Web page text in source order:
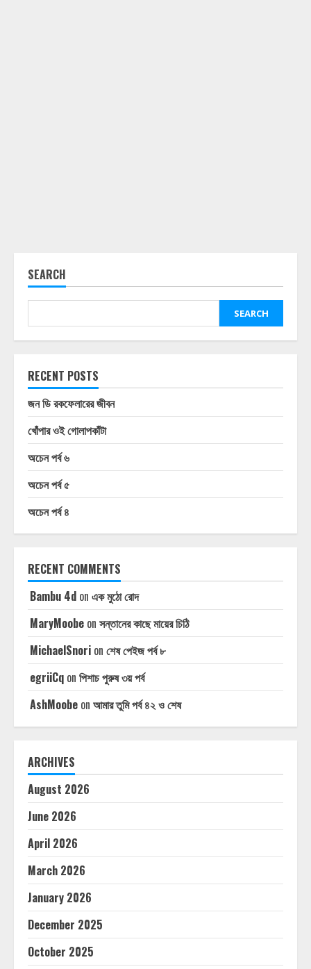
SEARCH
SEARCH
RECENT POSTS
জন ডি রকফেলারের জীবন
খোঁপার ওই গোলাপকাঁটা
অচেন পর্ব ৬
অচেন পর্ব ৫
অচেন পর্ব ৪
RECENT COMMENTS
Bambu 4d on এক মুঠো রোদ
MaryMoobe on সন্তানের কাছে মায়ের চিঠি
MichaelSnori on শেষ পেইজ পর্ব ৮
egriiCq on পিশাচ পুরুষ ৩য় পর্ব
AshMoobe on আমার তুমি পর্ব ৪২ ও শেষ
ARCHIVES
August 2026
June 2026
April 2026
March 2026
January 2026
December 2025
October 2025